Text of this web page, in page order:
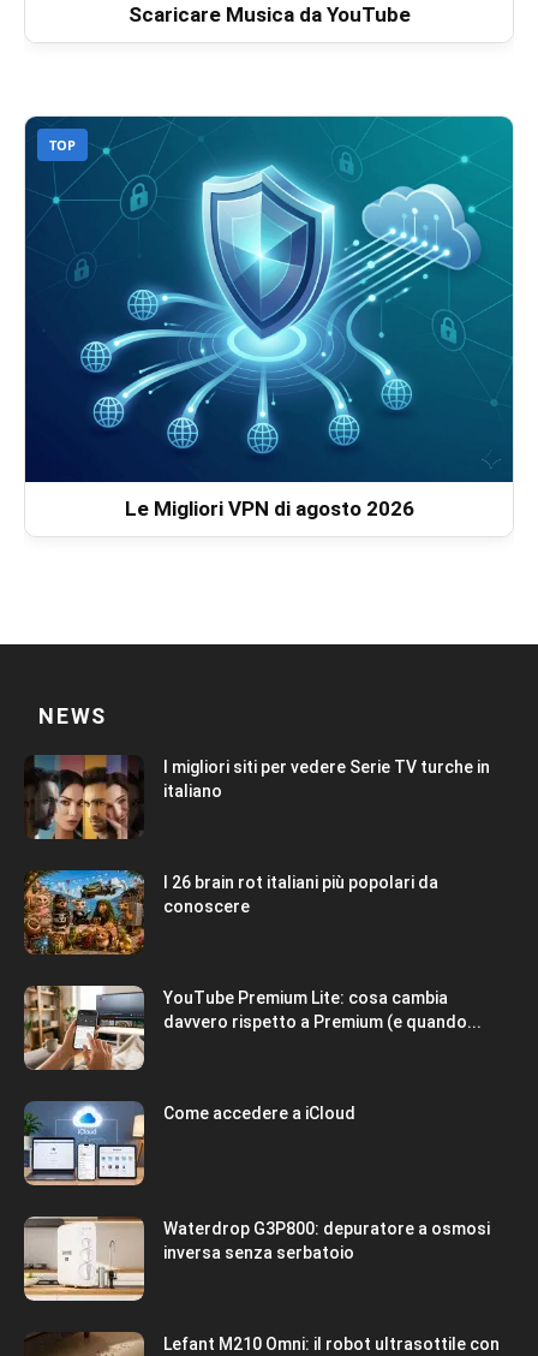
Scaricare Musica da YouTube
TOP
Le Migliori VPN di agosto 2026
NEWS
I migliori siti per vedere Serie TV turche in
italiano
I 26 brain rot italiani più popolari da
conoscere
YouTube Premium Lite: cosa cambia
davvero rispetto a Premium (e quando...
Come accedere a iCloud
Waterdrop G3P800: depuratore a osmosi
inversa senza serbatoio
Lefant M210 Omni: il robot ultrasottile con